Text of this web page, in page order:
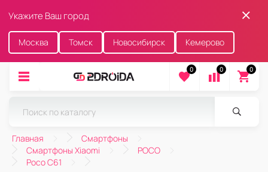
Укажите Ваш город
Москва Томск Новосибирск Кемерово
0 0 0
Главная
Смартфоны
Смартфоны Xiaomi
POCO
Poco C61